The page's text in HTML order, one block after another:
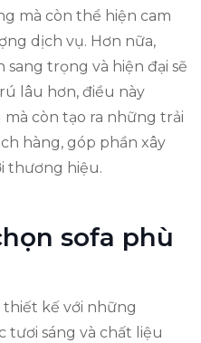
mà còn thể hiện cam
dịch vụ. Hơn nữa,
trọng và hiện đại sẽ
lâu hơn, điều này
còn tạo ra những trải
hàng, góp phần xây
thương hiệu.
sofa phù
kế với những
tươi sáng và chất liệu